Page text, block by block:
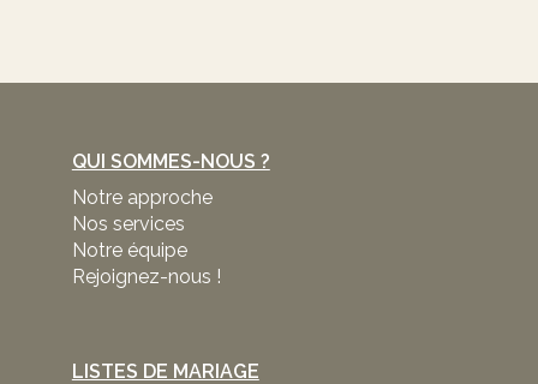
QUI SOMMES-NOUS ?
Notre approche
Nos services
Notre équipe
Rejoignez-nous !
LISTES DE MARIAGE